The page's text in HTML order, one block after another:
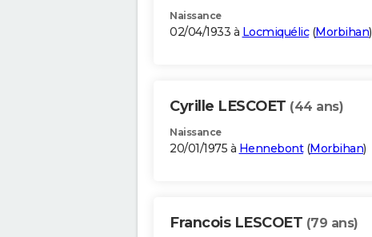
Naissance
02/04/1933 à Locmiquélic(Morbihan)
Cyrille LESCOET (44 ans)
Naissance
20/01/1975 à Hennebont(Morbihan)
Francois LESCOET (79 ans)